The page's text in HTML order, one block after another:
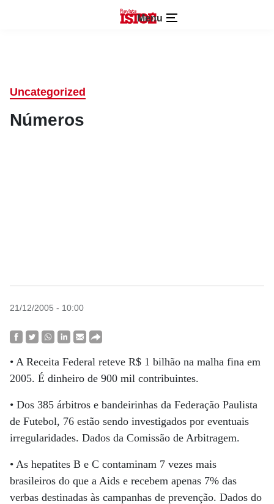
Menu
Uncategorized
Números
21/12/2005 - 10:00
• A Receita Federal reteve R$ 1 bilhão na malha fina em
2005. É dinheiro de 900 mil contribuintes.
• Dos 385 árbitros e bandeirinhas da Federação Paulista
de Futebol, 76 estão sendo investigados por eventuais
irregularidades. Dados da Comissão de Arbitragem.
• As hepatites B e C contaminam 7 vezes mais
brasileiros do que a Aids e recebem apenas 7% das
verbas destinadas às campanhas de prevenção. Dados do